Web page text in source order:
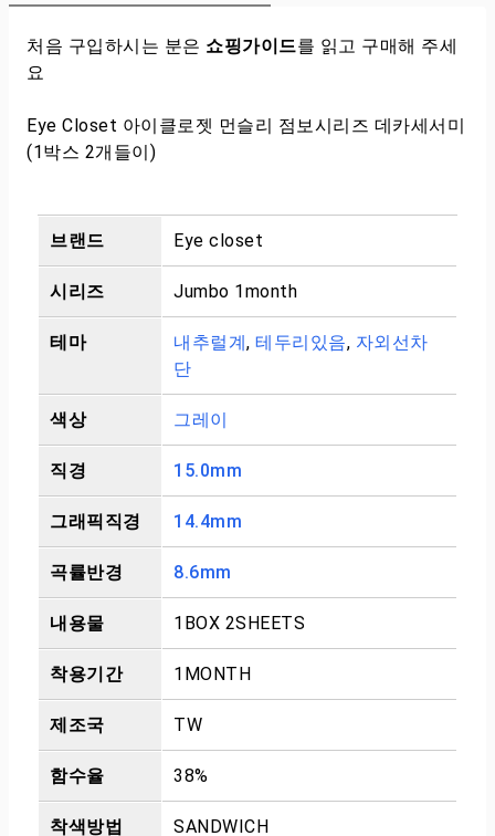
처음 구입하시는 분은 쇼핑가이드를 읽고 구매해 주세
요
Eye Closet 아이클로젯 먼슬리 점보시리즈 데카세서미
(1박스 2개들이)
브랜드 Eye closet
시리즈 Jumbo 1month
테마 내추럴계, 테두리있음, 자외선차
단
색상 그레이
직경 15.0mm
그래픽직경 14.4mm
곡률반경 8.6mm
내용물 1BOX 2SHEETS
착용기간 1MONTH
제조국 TW
함수율 38%
착색방법 SANDWICH